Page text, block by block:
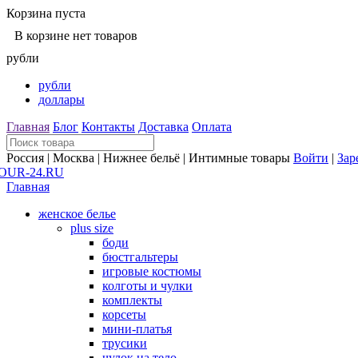
Корзина пуста
В корзине нет товаров
рубли
рубли
доллары
Главная Блог Контакты Доставка Оплата
Россия | Москва | Нижнее бельё | Интимные товары Войти |
Главная
женское белье
plus size
боди
бюстгальтеры
игровые костюмы
колготы и чулки
комплекты
корсеты
мини-платья
трусики